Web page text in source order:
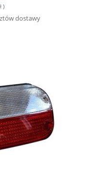
)
dostawy